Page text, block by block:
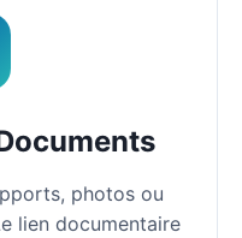
photos ou
lien documentaire